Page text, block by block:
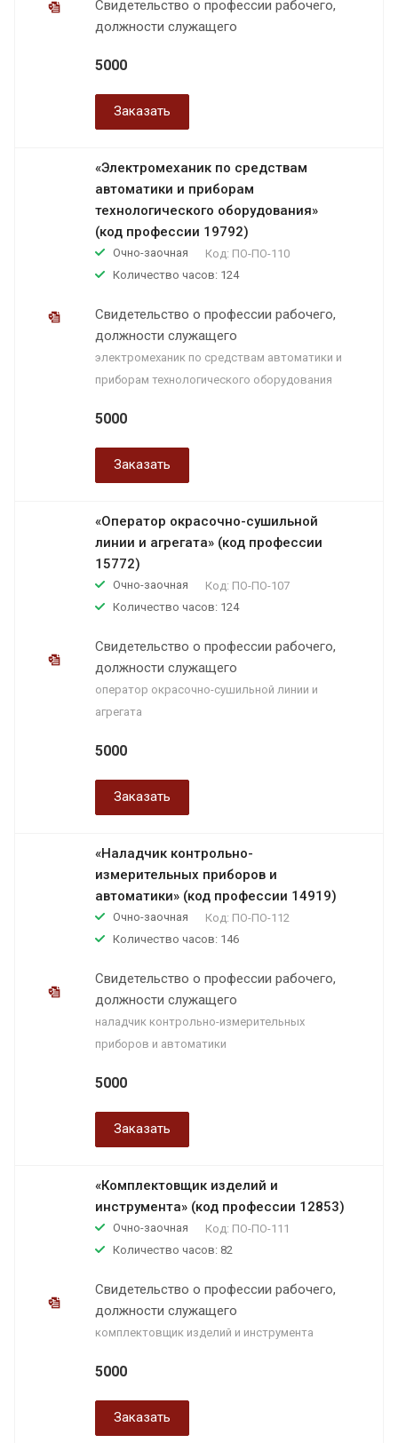
Свидетельство о профессии рабочего,
должности служащего
5000
Заказать
«Электромеханик по средствам
автоматики и приборам
технологического оборудования»
(код профессии 19792)
Очно-заочная Код: ПО-ПО-110
Количество часов: 124
Свидетельство о профессии рабочего,
должности служащего
электромеханик по средствам автоматики и
приборам технологического оборудования
5000
Заказать
«Оператор окрасочно-сушильной
линии и агрегата» (код профессии
15772)
Очно-заочная Код: ПО-ПО-107
Количество часов: 124
Свидетельство о профессии рабочего,
должности служащего
оператор окрасочно-сушильной линии и
агрегата
5000
Заказать
«Наладчик контрольно-
измерительных приборов и
автоматики» (код профессии 14919)
Очно-заочная Код: ПО-ПО-112
Количество часов: 146
Свидетельство о профессии рабочего,
должности служащего
наладчик контрольно-измерительных
приборов и автоматики
5000
Заказать
«Комплектовщик изделий и
инструмента» (код профессии 12853)
Очно-заочная Код: ПО-ПО-111
Количество часов: 82
Свидетельство о профессии рабочего,
должности служащего
комплектовщик изделий и инструмента
5000
Заказать